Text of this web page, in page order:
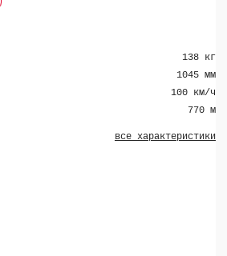
138 кг
1045 мм
100 км/ч
770 м
все характеристики